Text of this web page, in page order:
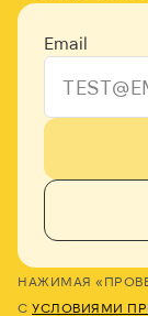
Email
НАЖИМАЯ
С УСЛОВИЯМИ